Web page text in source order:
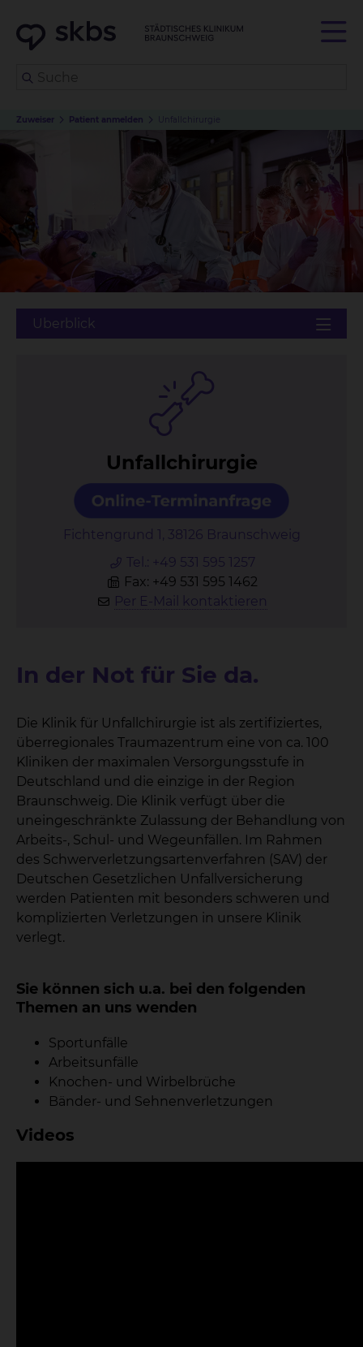
Zuweiser Patient anmelden Unfallchirurgie
Un­fall­chir­ur­gie
Fichtengrund 1, 38126 Braunschweig
Tel.: +49 531 595 1257
Fax: +49 531 595 1462
Per E-Mail kontaktieren
In der Not für Sie da.
Die Klinik für Unfallchirurgie ist als zertifiziertes,
überregionales Traumazentrum eine von ca. 100
Kliniken der maximalen Versorgungsstufe in
Deutschland und die einzige in der Region
Braunschweig. Die Klinik verfügt über die
uneingeschränkte Zulassung der Behandlung von
Arbeits-, Schul- und Wegeunfällen. Im Rahmen
des Schwerverletzungsartenverfahren (SAV) der
Deutschen Gesetzlichen Unfallversicherung
werden Patienten mit besonders schweren und
komplizierten Verletzungen in unsere Klinik
verlegt.
Sie können sich u.a. bei den folgenden
Themen an uns wenden
Sportunfälle
Arbeitsunfälle
Knochen- und Wirbelbrüche
Bänder- und Sehnenverletzungen
Videos